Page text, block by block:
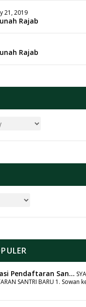
21, 2019
Rajab
Rajab
Pendaftaran San...
SANTRI BARU 1. Sowan